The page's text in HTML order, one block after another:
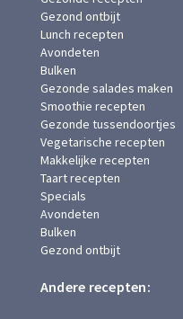
Gezond ontbijt
Lunch recepten
Avondeten
Bulken
Gezonde salades maken
Smoothie recepten
Gezonde tussendoortjes
Vegetarische recepten
Makkelijke recepten
Taart recepten
Specials
Avondeten
Bulken
Gezond ontbijt
Andere recepten: